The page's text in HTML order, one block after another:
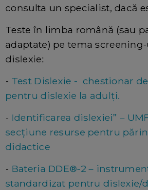
consulta un specialist, dacă
Teste în limba română (sau
adaptate) pe tema
dislexie:
- Test Dislexie - chestionar
pentru dislexie la adulţi.
- Identificarea dislexiei” –
secţiune resurse pentru
didactice
- Bateria DDE®-2 –
standardizat pentru dislexie/